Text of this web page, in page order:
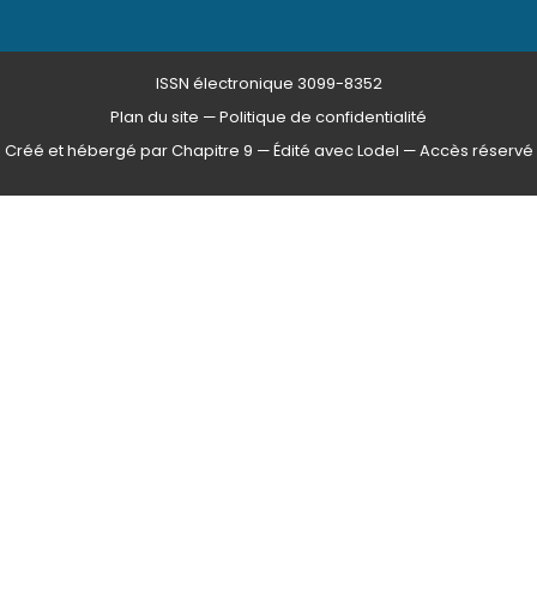
ISSN électronique 3099-8352
Plan du site —Politique de confidentialité
Créé et hébergé par Chapitre 9 —Édité avec Lodel —Accès réservé